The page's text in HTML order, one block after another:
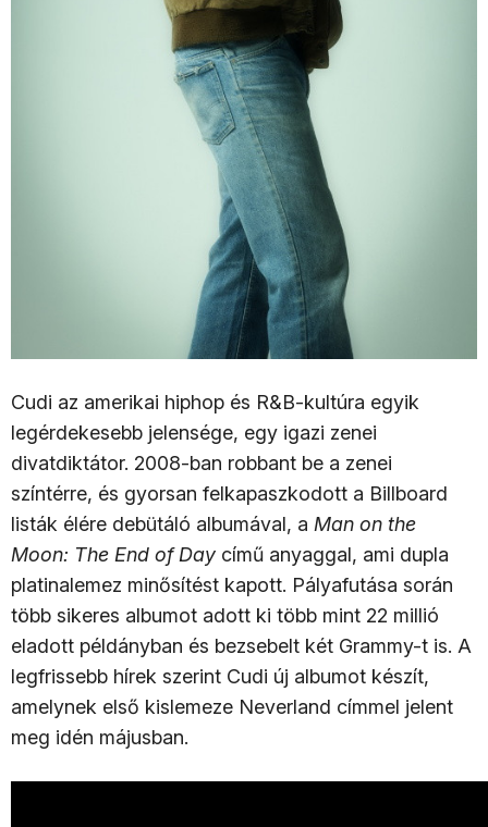
Cudi az amerikai hiphop és R&B-kultúra egyik
legérdekesebb jelensége, egy igazi zenei
divatdiktátor. 2008-ban robbant be a zenei
színtérre, és gyorsan felkapaszkodott a Billboard
listák élére debütáló albumával, a Man on the
Moon: The End of Day című anyaggal, ami dupla
platinalemez minősítést kapott. Pályafutása során
több sikeres albumot adott ki több mint 22 millió
eladott példányban és bezsebelt két Grammy-t is. A
legfrissebb hírek szerint Cudi új albumot készít,
amelynek első kislemeze Neverland címmel jelent
meg idén májusban.